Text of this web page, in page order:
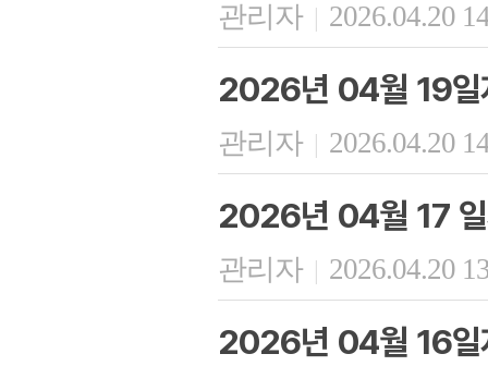
관리자 | 2026.04.20
2026년 04월 19일
관리자 | 2026.04.20
2026년 04월 17 일
관리자 | 2026.04.20
2026년 04월 16일